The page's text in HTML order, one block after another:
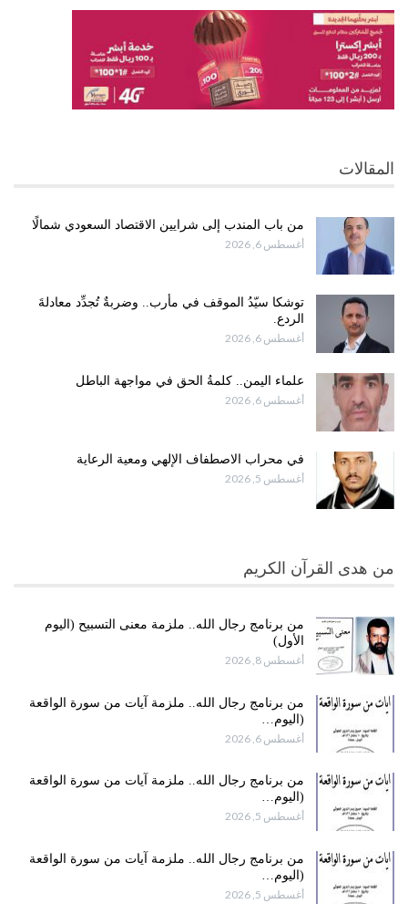
المقالات
من باب المندب إلى شرايين الاقتصاد السعودي شمالًا
أغسطس 6, 2026
توشكا سيّدُ الموقف في مأرب.. وضربةٌ تُجدِّد معادلةَ
الردع.
أغسطس 6, 2026
علماء اليمن.. كلمةُ الحق في مواجهة الباطل
أغسطس 6, 2026
في محراب الاصطفاف الإلهي ومعية الرعاية
أغسطس 5, 2026
من هدى القرآن الكريم
من برنامج رجال الله.. ملزمة معنى التسبيح (اليوم
الأول)
أغسطس 8, 2026
من برنامج رجال الله.. ملزمة آيات من سورة الواقعة
(اليوم…
أغسطس 6, 2026
من برنامج رجال الله.. ملزمة آيات من سورة الواقعة
(اليوم…
أغسطس 5, 2026
من برنامج رجال الله.. ملزمة آيات من سورة الواقعة
(اليوم…
أغسطس 5, 2026